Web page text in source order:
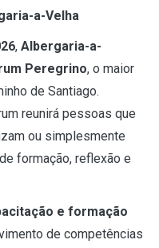
a-Velha
, Albergaria-a-
Peregrino, o maior
de Santiago.
reunirá pessoas que
ou simplesmente
formação, reflexão e
e formação
de competências